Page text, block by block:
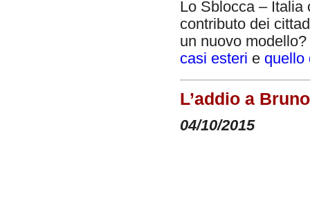
Lo Sblocca – Italia
contributo dei
un nuovo
casi esteri e quello
L’addio a
04/10/2015